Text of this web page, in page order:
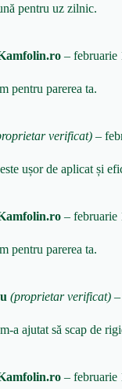
pentru uz zilnic.
– februarie
pentru parerea ta.
verificat) –
ușor de aplicat și
– februarie
pentru parerea ta.
(proprietar verificat) –
a ajutat să scap de
– februarie